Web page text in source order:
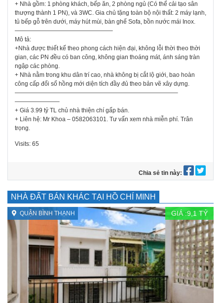
+ Nhà gồm: 1 phòng khách, bếp ăn, 2 phòng ngủ (Có thể cải tạo sân
thượng thành 1 PN), và 3WC. Gia chủ tặng toàn bộ nội thất: 2 máy lạnh,
tủ bếp gỗ trên dưới, máy hút mùi, bàn ghế Sofa, bồn nước mái Inox.
————————————————–
Mô tả:
+Nhà được thiết kế theo phong cách hiện đại, không lỗi thời theo thời
gian, các PN đều có ban công, không gian thoáng mát, ánh sáng tràn
ngập các phòng.
+ Nhà nằm trong khu dân trí cao, nhà không bị cắt lộ giới, bao hoàn
công cấp đổi sổ hồng mới diện tích đầy đủ theo bản vẽ xây dựng.
———————————————————————————–
———————–
+ Giá 3.99 tỷ TL chủ nhà thiện chí gấp bán.
+ Liên hệ: Mr Khoa – 0582063101. Tư vấn xem nhà miễn phí. Trân
trọng.
Visits: 65
Chia sẻ tin này:
NHÀ ĐẤT BÁN KHÁC TẠI HỒ CHÍ MINH
QUẬN BÌNH THẠNH GIÁ :9,1 TỶ